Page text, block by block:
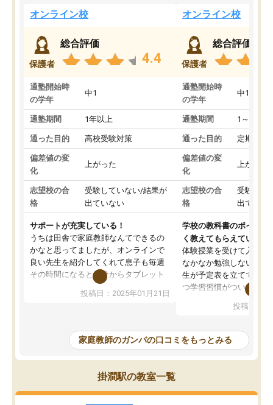
オンライン校
保護者
総合評価
4.4
通塾開始時
の学年
中1
通塾期間 1年以上
通った目的 高校受験対策
偏差値の変
化
上がった
志望校の合
格
受験していない/結果が
出ていない
サポートが充実している！
うちは田舎で家庭教師なんてできるの
かなと思ってましたが、オンラインで
良い先生を紹介してくれて息子も毎週
その時間になると自分からタブレット
を開いてzoomを繋げるようになりまし
た！5科目なんでもOKなのもとても気
めて1年ほどだった今では平均点以上の
科目が増えてきました！あと1年受験ま
であるので無料の週末教室を使用しな
がら頑張って欲しいと思います！
投稿日：2025年01月21日
オンライン校
保護者
総合評価
通塾開始時
の学年
中1
通塾期間 1～3ヵ月
通った目的 定期テス
偏差値の変
化
上がった
志望校の合
格
受験して
出ていな
学校の教科書のポイント
く教えてもらえている
体験授業を受けて入塾し
なかなか勉強しない息子
生が予定表を立ててくれ
つ学習習慣がついてきま
指導が無い日も予定表
問できるのでとても助か
投稿日：
家庭教師のガンバの口コミをもっとみる
掛澗駅の教室一覧